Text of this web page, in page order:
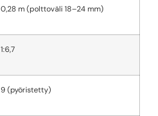
0,28 m (polttoväli 18–24 mm)
1:6,7
9 (pyöristetty)